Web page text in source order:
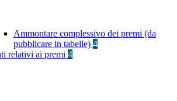
Ammontare complessivo dei premi (da
pubblicare in tabelle) 4
relativi ai premi 4